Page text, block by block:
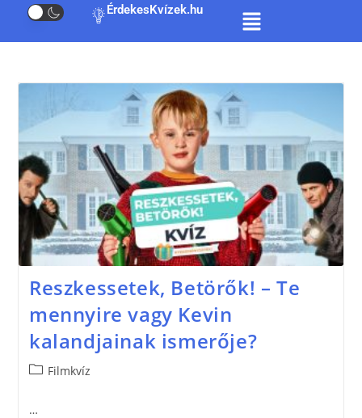
ÉrdekesKvízek.hu
Reszkessetek, Betörők! – Te
mennyire vagy Kevin
kalandjainak ismerője?
Filmkvíz
…